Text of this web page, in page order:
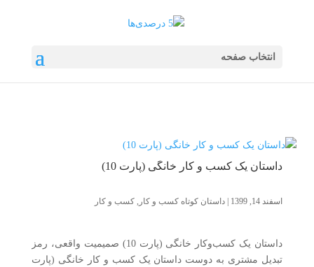
انتخاب صفحه
داستان یک کسب و کار خانگی (پارت 10)
اسفند 14, 1399 داستان کوتاه کسب و کار , کسب و کار
داستان یک کسب‌وکار خانگی (پارت 10) صمیمیت واقعی، رمز
تبدیل مشتری به دوست داستان یک کسب و کار خانگی (پارت